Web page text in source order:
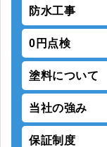
防水工事
0円点検
塗料について
当社の強み
保証制度